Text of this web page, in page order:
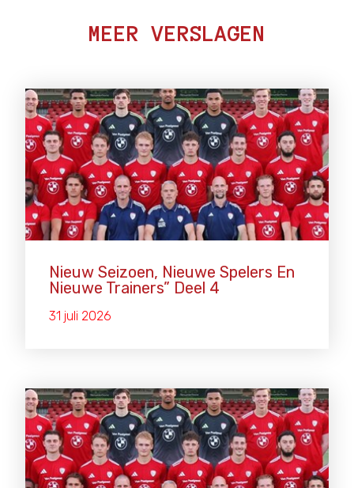
MEER VERSLAGEN
Nieuw Seizoen, Nieuwe Spelers En
Nieuwe Trainers” Deel 4
31 juli 2026